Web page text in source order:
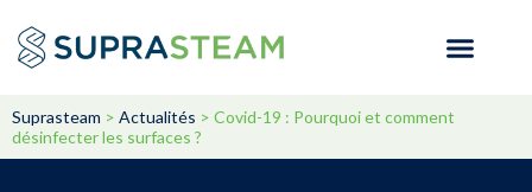
Suprasteam > Actualités > Covid-19 : Pourquoi et comment
désinfecter les surfaces ?